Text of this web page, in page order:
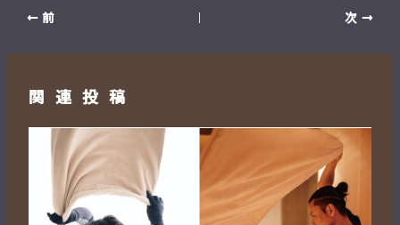
前 次
関連投稿